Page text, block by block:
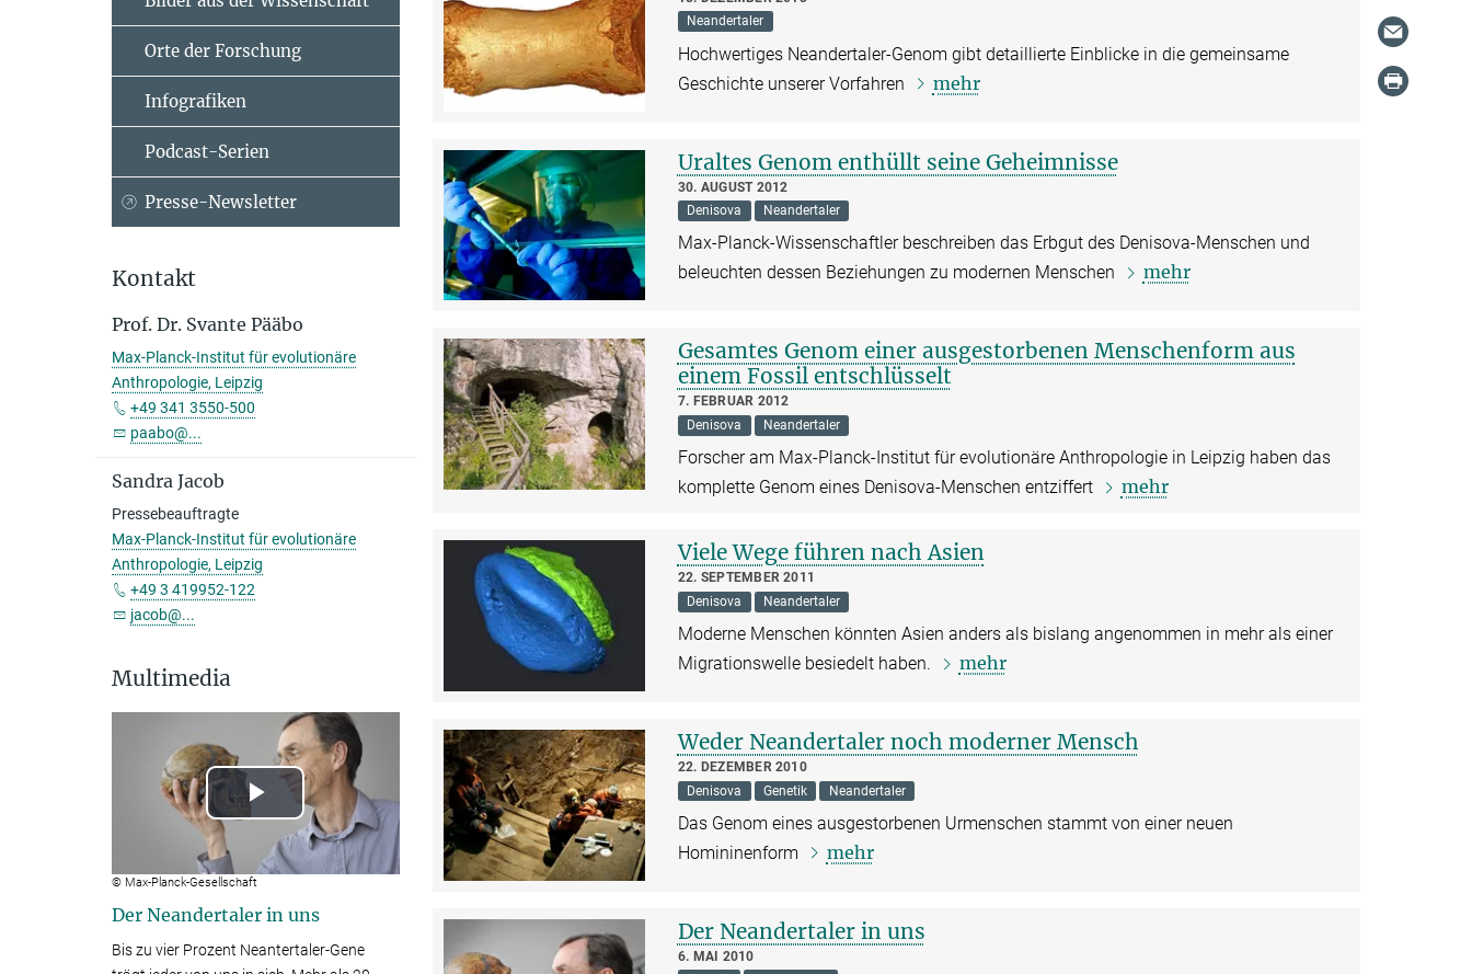
Neandertaler
Hochwertiges Neandertaler-Genom gibt detaillierte Einblicke in die gemeinsame
Geschichte unserer Vorfahren
mehr
Uraltes Genom enthüllt seine Geheimnisse
30. AUGUST 2012
Denisova
Neandertaler
Max-Planck-Wissenschaftler beschreiben das Erbgut des Denisova-Menschen und
beleuchten dessen Beziehungen zu modernen Menschen
mehr
Gesamtes Genom einer ausgestorbenen Menschenform aus
einem Fossil entschlüsselt
7. FEBRUAR 2012
Denisova
Neandertaler
Forscher am Max-Planck-Institut für evolutionäre Anthropologie in Leipzig haben das
komplette Genom eines Denisova-Menschen entziffert
mehr
Viele Wege führen nach Asien
22. SEPTEMBER 2011
Denisova
Neandertaler
Moderne Menschen könnten Asien anders als bislang angenommen in mehr als einer
Migrationswelle besiedelt haben.
mehr
Weder Neandertaler noch moderner Mensch
22. DEZEMBER 2010
Denisova
Genetik Neandertaler
Das Genom eines ausgestorbenen Urmenschen stammt von einer neuen
Homininenform
mehr
Der Neandertaler in uns
6. MAI 2010
Orte der Forschung
Infografiken
Podcast-Serien
Presse-Newsletter
Kontakt
Prof. Dr. Svante Pääbo
Max-Planck-Institut für evolutionäre
Anthropologie, Leipzig
+49 341 3550-500
paabo@...
Sandra Jacob
Pressebeauftragte
Max-Planck-Institut für evolutionäre
Anthropologie, Leipzig
+49 3 419952-122
jacob@...
Multimedia
Play
Video
© Max-Planck-Gesellschaft
Der Neandertaler in uns
Bis zu vier Prozent Neantertaler-Gene